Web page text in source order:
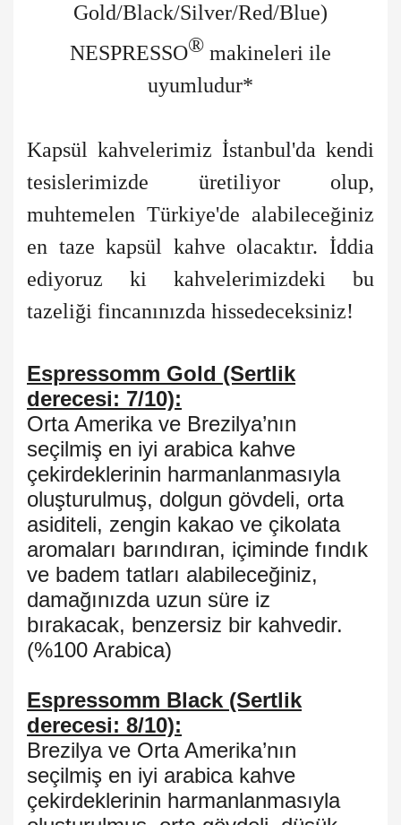
Gold/Black/Silver/Red/Blue)
NESPRESSO® makineleri ile
uyumludur*
Kapsül kahvelerimiz İstanbul'da kendi
tesislerimizde üretiliyor olup,
muhtemelen Türkiye'de alabileceğiniz
en taze kapsül kahve olacaktır. İddia
ediyoruz ki kahvelerimizdeki bu
tazeliği fincanınızda hissedeceksiniz!
Espressomm Gold (Sertlik
derecesi: 7/10):
Orta Amerika ve Brezilya’nın
seçilmiş en iyi arabica kahve
çekirdeklerinin harmanlanmasıyla
oluşturulmuş, dolgun gövdeli, orta
asiditeli, zengin kakao ve çikolata
aromaları barındıran, içiminde fındık
ve badem tatları alabileceğiniz,
damağınızda uzun süre iz
bırakacak, benzersiz bir kahvedir.
(%100 Arabica)
Espressomm Black (Sertlik
derecesi: 8/10):
Brezilya ve Orta Amerika’nın
seçilmiş en iyi arabica kahve
çekirdeklerinin harmanlanmasıyla